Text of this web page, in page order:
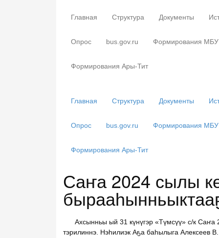
Главная Структура Документы
Опрос bus.gov.ru Формирования МБУ
Формирования Ары-Тит
Главная Структура Документы
Опрос bus.gov.ru Формирования МБУ
Формирования Ары-Тит
Саҥа 2024 сылы
Ахсынньы ый 31 күнүгэр «Түмсүү» с/к Саҥа
тэрилиннэ. Нэһилиэк Аҕа баһылыга Алексеев